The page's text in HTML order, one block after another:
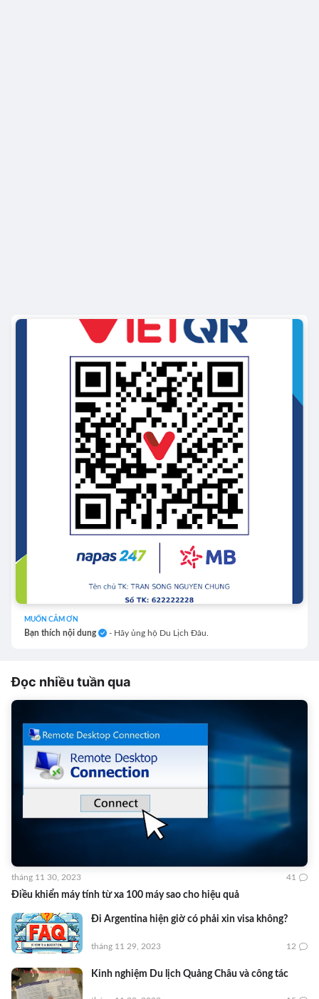
MUỐN CẢM ƠN
Bạn thích nội dung - Hãy ủng hộ Du Lịch Đâu.
Đọc nhiều tuần qua
Điều khiển máy tính từ xa 100 máy sao cho hiệu quả
tháng 11 30, 2023 41
Đi Argentina hiện giờ có phải xin visa không?
tháng 11 29, 2023 12
Kinh nghiệm Du lịch Quảng Châu và công tác